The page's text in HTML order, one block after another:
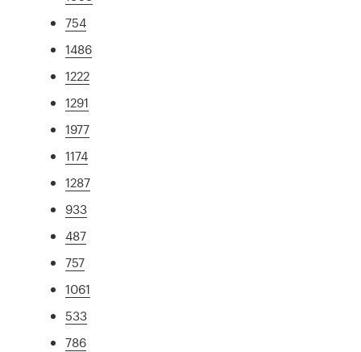
754
1486
1222
1291
1977
1174
1287
933
487
757
1061
533
786